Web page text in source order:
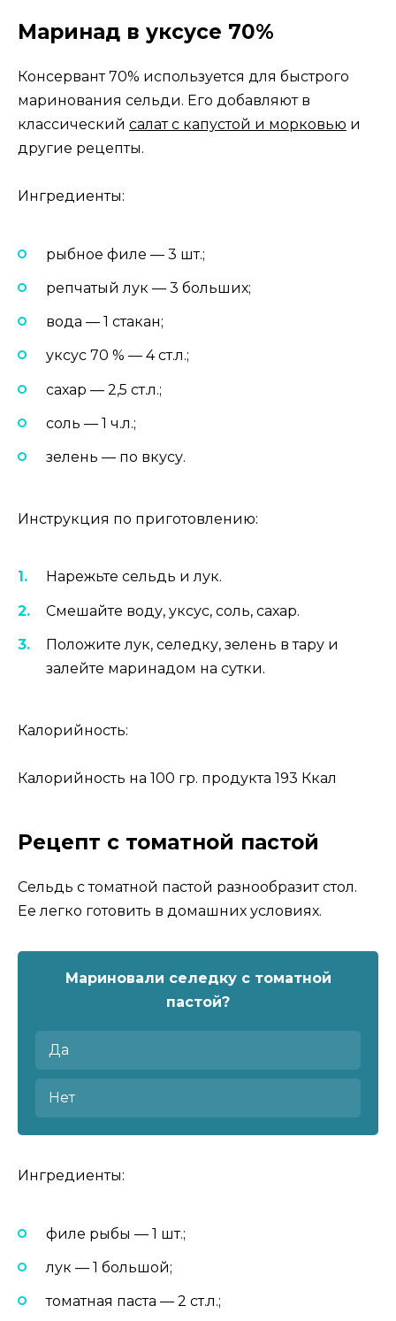
Маринад в уксусе 70%
Консервант 70% используется для быстрого
маринования сельди. Его добавляют в
классический салат с капустой и морковью и
другие рецепты.
Ингредиенты:
рыбное филе — 3 шт.;
репчатый лук — 3 больших;
вода — 1 стакан;
уксус 70 % — 4 ст.л.;
сахар — 2,5 ст.л.;
соль — 1 ч.л.;
зелень — по вкусу.
Инструкция по приготовлению:
Нарежьте сельдь и лук.
Смешайте воду, уксус, соль, сахар.
Положите лук, селедку, зелень в тару и
залейте маринадом на сутки.
Калорийность:
Калорийность на 100 гр. продукта 193 Ккал
Рецепт с томатной пастой
Сельдь с томатной пастой разнообразит стол.
Ее легко готовить в домашних условиях.
Мариновали селедку с томатной
пастой?
Да
Нет
Ингредиенты:
филе рыбы — 1 шт.;
лук — 1 большой;
томатная паста — 2 ст.л.;